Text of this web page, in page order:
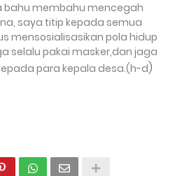
bahu membahu mencegah
saya titip kepada semua
mensosialisasikan pola hidup
selalu pakai masker,dan jaga
para kepala desa.(h-d)